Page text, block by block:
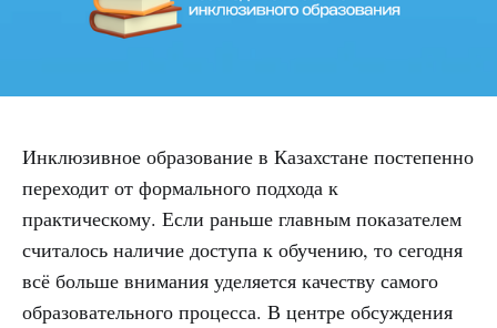
Инклюзивное образование в Казахстане постепенно
переходит от формального подхода к
практическому. Если раньше главным показателем
считалось наличие доступа к обучению, то сегодня
всё больше внимания уделяется качеству самого
образовательного процесса. В центре обсуждения